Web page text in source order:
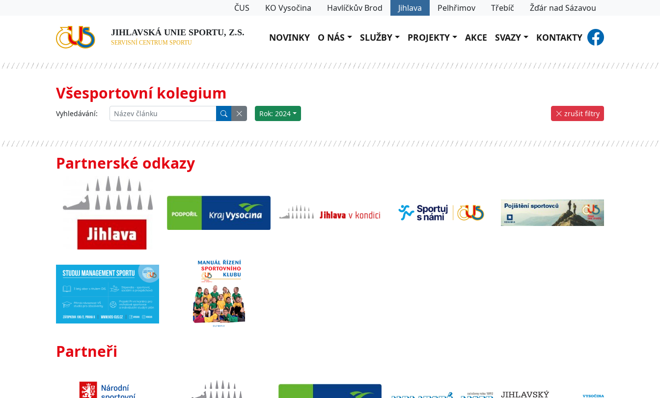
ČUS KO Vysočina Havlíčkův Brod Jihlava Pelhřimov Třebíč Žďár nad Sázavou
JIHLAVSKÁ UNIE SPORTU, Z.S.
SERVISNÍ CENTRUM SPORTU NOVINKY O NÁS SLUŽBY PROJEKTY AKCE SVAZY KONTAKTY
Všesportovní kolegium
Vyhledávání: Rok: 2024 zrušit filtry
Partnerské odkazy
Partneři